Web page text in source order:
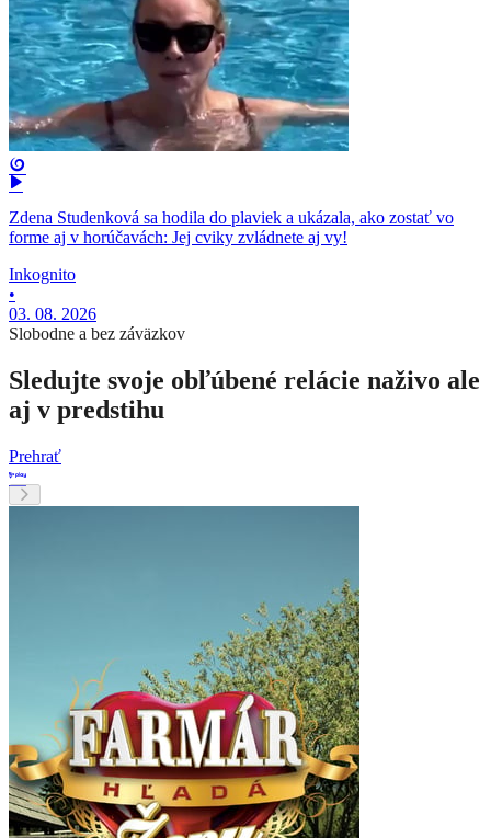
Zdena Studenková sa hodila do plaviek a ukázala, ako zostať vo
forme aj v horúčavách: Jej cviky zvládnete aj vy!
Inkognito
•
03. 08. 2026
Slobodne a bez záväzkov
Sledujte svoje obľúbené relácie naživo ale
aj v predstihu
Prehrať